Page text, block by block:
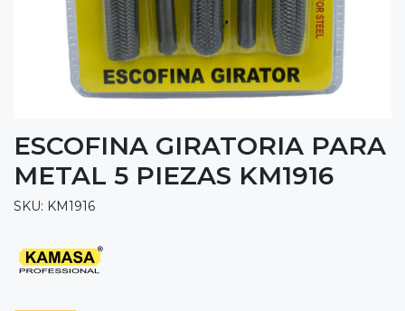
ESCOFINA GIRATORIA PARA
METAL 5 PIEZAS KM1916
SKU: KM1916